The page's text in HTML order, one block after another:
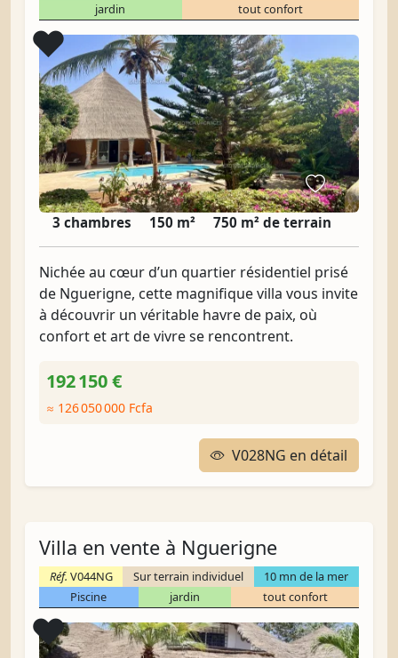
jardin
tout confort
❤️Coup de cœur
3 chambres 150 m² 750 m² de terrain
Nichée au cœur d’un quartier résidentiel prisé
de Nguerigne, cette magnifique villa vous invite
à découvrir un véritable havre de paix, où
confort et art de vivre se rencontrent.
192 150 €
≈ 126 050 000 Fcfa
V028NG en détail
Villa en vente à Nguerigne
Réf. V044NG Sur terrain individuel
10 mn de la mer
Piscine
jardin tout confort
❤️Coup de cœur